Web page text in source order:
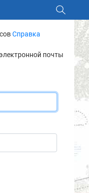
Справка
почты